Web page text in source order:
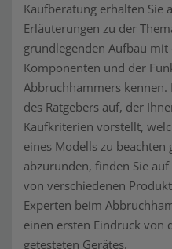
Kaufberatung erhalten
Erläuterungen zu der
grundlegenden Aufbau
Komponenten und der
Abbruchhammers
des Ratgebers auf, der
Kaufkriterien vorstellt,
eines Modells zu beachten
abzurunden, finden Sie
von verschiedenen
Experten beim
einen ersten Eindruck von
getesteten Gerätes.